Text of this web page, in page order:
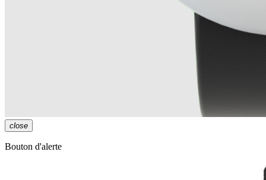
close
Bouton d'alerte